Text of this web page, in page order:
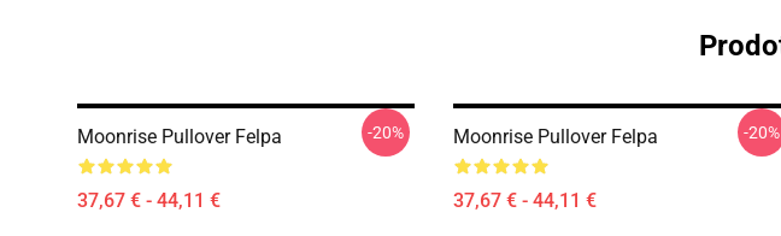
Moonrise Pullover Felpa
37,67 € - 44,11 €
-20% Moonrise Pullover Felpa
37,67 € - 44,11 €
-20%